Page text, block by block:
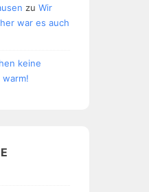
zu Wir
war es auch
keine
warm!